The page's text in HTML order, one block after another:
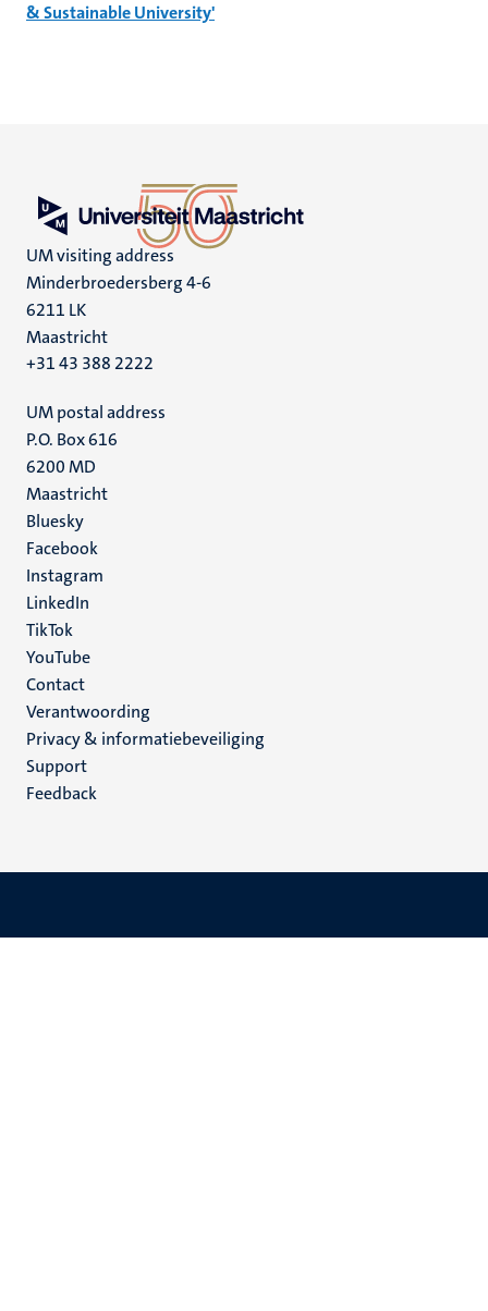
& Sustainable University'
UM visiting address
Minderbroedersberg 4-6
6211 LK
Maastricht
+31 43 388 2222
UM postal address
P.O. Box 616
6200 MD
Maastricht
Social
media
Bluesky
Facebook
Instagram
LinkedIn
TikTok
YouTube
Menu
footer
(NL)
Contact
Verantwoording
Privacy & informatiebeveiliging
Support
Feedback